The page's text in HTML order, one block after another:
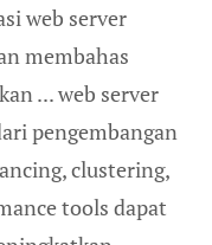
web server
membahas
... web server
pengembangan
clustering,
tools dapat